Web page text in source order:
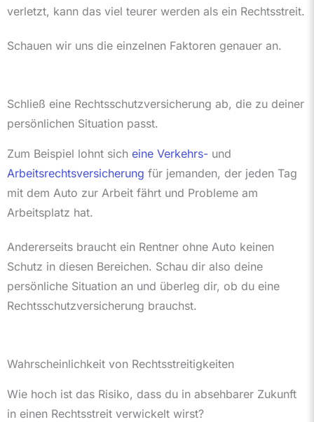
verletzt, kann das viel teurer werden als ein Rechtsstreit.
Schauen wir uns die einzelnen Faktoren genauer an.
Schließ eine Rechtsschutzversicherung ab, die zu deiner
persönlichen Situation passt.
Zum Beispiel lohnt sich eine Verkehrs- und
Arbeitsrechtsversicherung für jemanden, der jeden Tag
mit dem Auto zur Arbeit fährt und Probleme am
Arbeitsplatz hat.
Andererseits braucht ein Rentner ohne Auto keinen
Schutz in diesen Bereichen. Schau dir also deine
persönliche Situation an und überleg dir, ob du eine
Rechtsschutzversicherung brauchst.
Wahrscheinlichkeit von Rechtsstreitigkeiten
Wie hoch ist das Risiko, dass du in absehbarer Zukunft
in einen Rechtsstreit verwickelt wirst?